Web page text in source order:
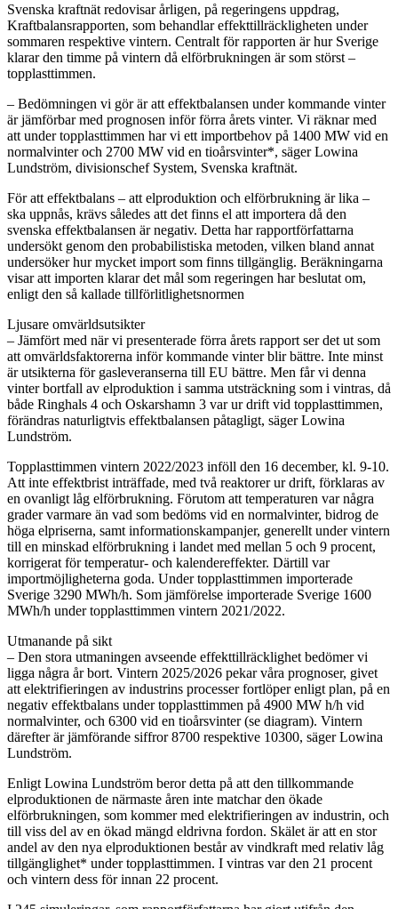
Svenska kraftnät redovisar årligen, på regeringens uppdrag,
Kraftbalansrapporten, som behandlar effekttillräckligheten under
sommaren respektive vintern. Centralt för rapporten är hur Sverige
klarar den timme på vintern då elförbrukningen är som störst –
topplasttimmen.
– Bedömningen vi gör är att effektbalansen under kommande vinter
är jämförbar med prognosen inför förra årets vinter. Vi räknar med
att under topplasttimmen har vi ett importbehov på 1400 MW vid en
normalvinter och 2700 MW vid en tioårsvinter*, säger Lowina
Lundström, divisionschef System, Svenska kraftnät.
För att effektbalans – att elproduktion och elförbrukning är lika –
ska uppnås, krävs således att det finns el att importera då den
svenska effektbalansen är negativ. Detta har rapportförfattarna
undersökt genom den probabilistiska metoden, vilken bland annat
undersöker hur mycket import som finns tillgänglig. Beräkningarna
visar att importen klarar det mål som regeringen har beslutat om,
enligt den så kallade tillförlitlighetsnormen
Ljusare omvärldsutsikter
– Jämfört med när vi presenterade förra årets rapport ser det ut som
att omvärldsfaktorerna inför kommande vinter blir bättre. Inte minst
är utsikterna för gasleveranserna till EU bättre. Men får vi denna
vinter bortfall av elproduktion i samma utsträckning som i vintras, då
både Ringhals 4 och Oskarshamn 3 var ur drift vid topplasttimmen,
förändras naturligtvis effektbalansen påtagligt, säger Lowina
Lundström.
Topplasttimmen vintern 2022/2023 inföll den 16 december, kl. 9-10.
Att inte effektbrist inträffade, med två reaktorer ur drift, förklaras av
en ovanligt låg elförbrukning. Förutom att temperaturen var några
grader varmare än vad som bedöms vid en normalvinter, bidrog de
höga elpriserna, samt informationskampanjer, generellt under vintern
till en minskad elförbrukning i landet med mellan 5 och 9 procent,
korrigerat för temperatur- och kalendereffekter. Därtill var
importmöjligheterna goda. Under topplasttimmen importerade
Sverige 3290 MWh/h. Som jämförelse importerade Sverige 1600
MWh/h under topplasttimmen vintern 2021/2022.
Utmanande på sikt
– Den stora utmaningen avseende effekttillräcklighet bedömer vi
ligga några år bort. Vintern 2025/2026 pekar våra prognoser, givet
att elektrifieringen av industrins processer fortlöper enligt plan, på en
negativ effektbalans under topplasttimmen på 4900 MW h/h vid
normalvinter, och 6300 vid en tioårsvinter (se diagram). Vintern
därefter är jämförande siffror 8700 respektive 10300, säger Lowina
Lundström.
Enligt Lowina Lundström beror detta på att den tillkommande
elproduktionen de närmaste åren inte matchar den ökade
elförbrukningen, som kommer med elektrifieringen av industrin, och
till viss del av en ökad mängd eldrivna fordon. Skälet är att en stor
andel av den nya elproduktionen består av vindkraft med relativ låg
tillgänglighet* under topplasttimmen. I vintras var den 21 procent
och vintern dess för innan 22 procent.